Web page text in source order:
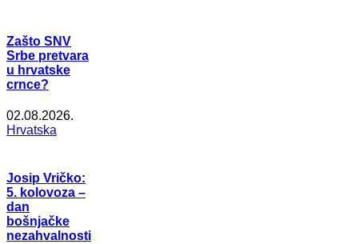
Zašto SNV
Srbe pretvara
u hrvatske
crnce?
02.08.2026.
Hrvatska
Josip Vričko:
5. kolovoza –
dan
bošnjačke
nezahvalnosti